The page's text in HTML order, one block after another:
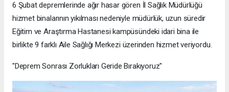
6 Şubat depremlerinde ağır hasar gören İl Sağlık Müdürlüğü
hizmet binalarının yıkılması nedeniyle müdürlük, uzun süredir
Eğitim ve Araştırma Hastanesi kampüsündeki idari bina ile
birlikte 9 farklı Aile Sağlığı Merkezi üzerinden hizmet veriyordu.
"Deprem Sonrası Zorlukları Geride Bırakıyoruz"